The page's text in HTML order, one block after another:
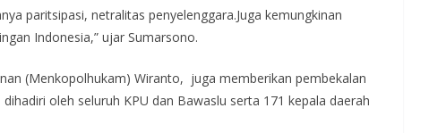
paritsipasi, netralitas penyelenggara.Juga kemungkinan
Indonesia,” ujar Sumarsono.
(Menkopolhukam) Wiranto, juga memberikan pembekalan
oleh seluruh KPU dan Bawaslu serta 171 kepala daerah